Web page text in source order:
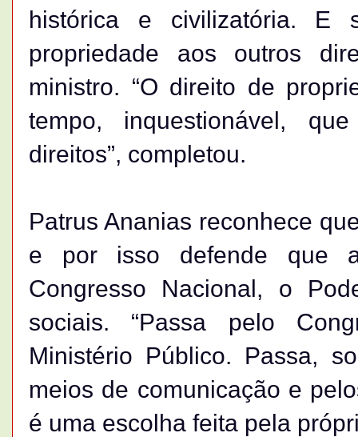
histórica e civilizatória.
propriedade aos outros
ministro. “O direito de
tempo, inquestionável,
direitos”, completou.
Patrus Ananias reconhece
e por isso defende que
Congresso Nacional, o
sociais. “Passa pelo
Ministério Público. Passa,
meios de comunicação e
é uma escolha feita pela